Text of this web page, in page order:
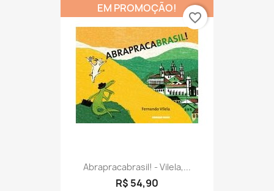
Abrapracabrasil! - Vilela,...
R$ 54,90
EM PROMOÇÃO!
favorite_border